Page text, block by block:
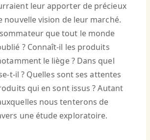
leur apporter de précieux
nouvelle vision de leur marché.
que tout le monde
? Connaît-il les produits
le liège ? Dans quel
t-il ? Quelles sont ses attentes
qui en sont issus ? Autant
nous tenterons de
une étude exploratoire.